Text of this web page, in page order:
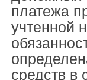
платежа
учтенной
средств в